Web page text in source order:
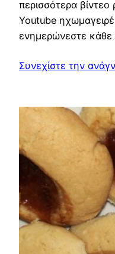
περισσότερα βίντεο
Youtube
ενημερώνεστε
Συνεχίστε την